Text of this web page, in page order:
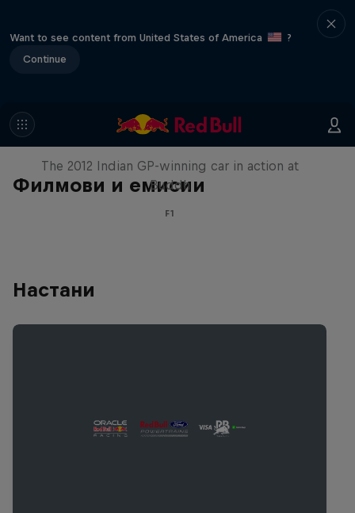
Want to see content from United States of America
?
Continue
Филмови и емисии
F1 Car Returns to India
The 2012 Indian GP-winning car in action at
Buddh
F1
Настани